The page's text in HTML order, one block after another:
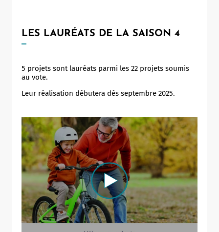
LES LAURÉATS DE LA SAISON 4
5 projets sont lauréats parmi les 22 projets soumis
au vote.
Leur réalisation débutera dès septembre 2025.